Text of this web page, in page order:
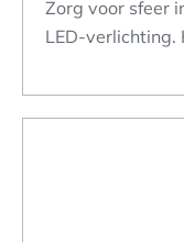
Zorg voor sfeer
LED-verlichting.